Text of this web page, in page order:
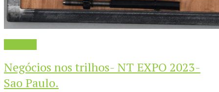
Negócios nos trilhos- NT EXPO 2023-
Sao Paulo.